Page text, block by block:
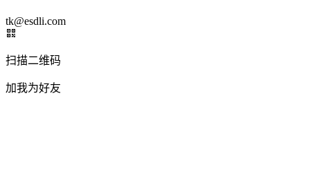
tk@esdli.com
扫描二维码
加我为好友